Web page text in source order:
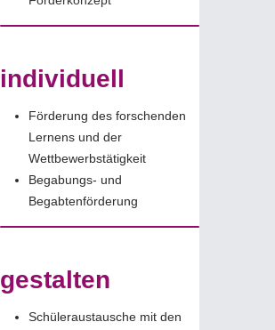
individuell
Förderung des forschenden
Lernens und der
Wettbewerbstätigkeit
Begabungs- und
Begabtenförderung
gestalten
Schüleraustausche mit den